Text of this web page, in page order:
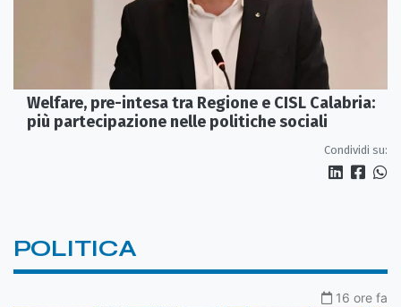
Welfare, pre-intesa tra Regione e CISL Calabria:
più partecipazione nelle politiche sociali
Condividi su:
POLITICA
16 ore fa